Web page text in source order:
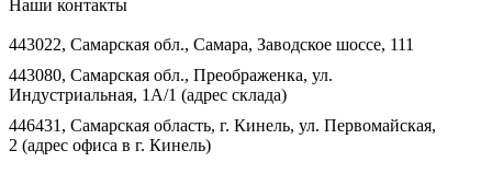
Наши контакты
443022, Самарская обл., Самара, Заводское шоссе, 111
443080, Самарская обл., Преображенка, ул.
Индустриальная, 1А/1 (адрес склада)
446431, Самарская область, г. Кинель, ул. Первомайская,
2 (адрес офиса в г. Кинель)